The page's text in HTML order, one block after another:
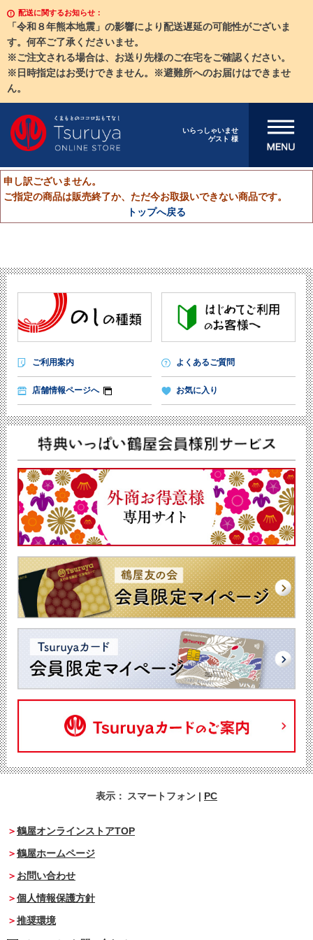
配送に関するお知らせ：
「令和８年熊本地震」の影響により配送遅延の可能性がございま
す。何卒ご了承くださいませ。
※ご注文される場合は、お送り先様のご在宅をご確認ください。
※日時指定はお受けできません。※避難所へのお届けはできませ
ん。
いらっしゃいませ
ゲスト 様
メニューを開
申し訳ございません。
ご指定の商品は販売終了か、ただ今お取扱いできない商品です。
トップへ戻る
ご利用案内 よくあるご質問
店舗情報ページへ お気に入り
表示： スマートフォン | PC
鶴屋オンラインストアTOP
鶴屋ホームページ
お問い合わせ
個人情報保護方針
推奨環境